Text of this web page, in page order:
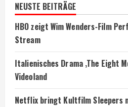
NEUSTE BEITRÄGE
HBO zeigt Wim Wenders-Film
Stream
Italienisches Drama ‚The Eight
Videoland
Netflix bringt Kultfilm Sleepers